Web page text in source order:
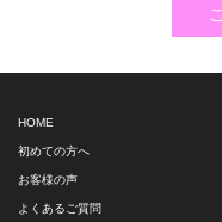
HOME
初めての方へ
お客様の声
よくあるご質問